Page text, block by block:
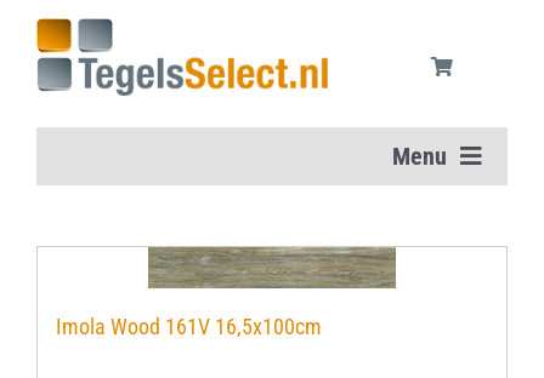
inhoud
Menu
Vloertegels
Imola Wood 161V 16,5x100cm